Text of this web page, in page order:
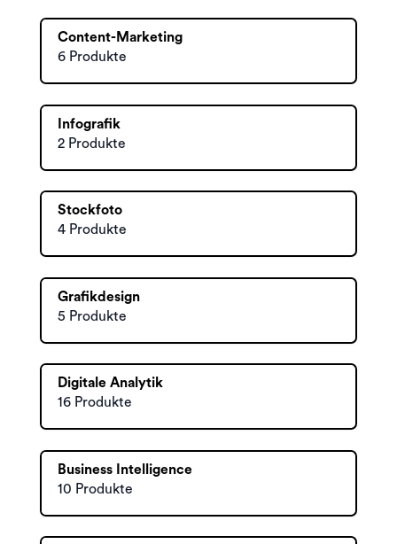
Content-Marketing
6 Produkte
Infografik
2 Produkte
Stockfoto
4 Produkte
Grafikdesign
5 Produkte
Digitale Analytik
16 Produkte
Business Intelligence
10 Produkte